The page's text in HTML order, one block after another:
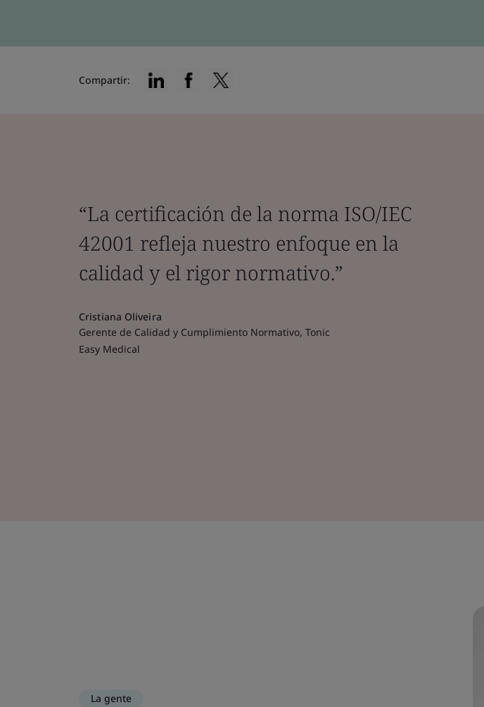
Compartir:
“La certificación de la norma ISO/IEC
42001 refleja nuestro enfoque en la
calidad y el rigor normativo.”
Cristiana Oliveira
Gerente de Calidad y Cumplimiento Normativo, Tonic
Easy Medical
La gente